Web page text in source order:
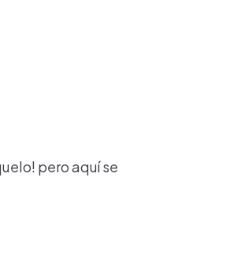
pero aquí se